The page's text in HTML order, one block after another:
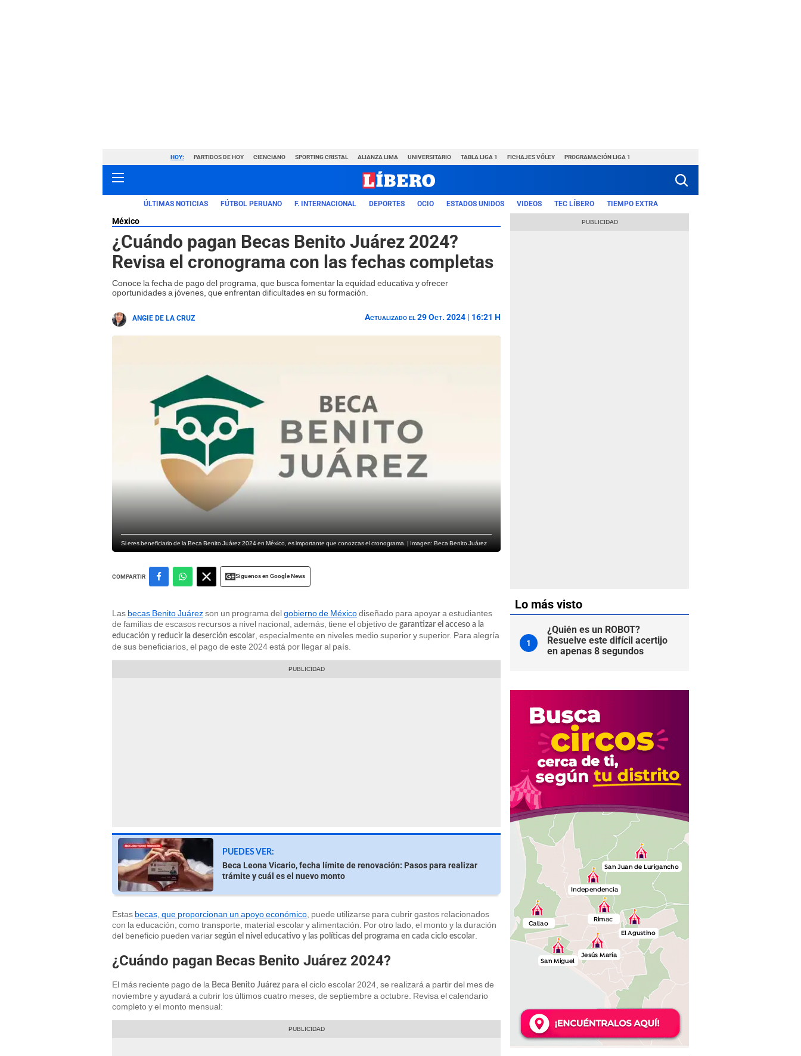
HOY: PARTIDOS DE HOY CIENCIANO SPORTING CRISTAL ALIANZA LIMA UNIVERSITARIO TABLA LIGA 1 FICHAJES VÓLEY PROGRAMACIÓN LIGA 1
ÚLTIMAS NOTICIAS FÚTBOL PERUANO F. INTERNACIONAL DEPORTES OCIO ESTADOS UNIDOS VIDEOS TEC LÍBERO TIEMPO EXTRA
México
¿Cuándo pagan Becas Benito Juárez 2024?
Revisa el cronograma con las fechas completas
Conoce la fecha de pago del programa, que busca fomentar la equidad educativa y ofrecer
oportunidades a jóvenes, que enfrentan dificultades en su formación.
ANGIE DE LA CRUZ Actualizado el 29 Oct. 2024 | 16:21 H
Si eres beneficiario de la Beca Benito Juárez 2024 en México, es importante que conozcas el cronograma. | Imagen: Beca Benito Juárez
COMPARTIR Siguenos en Google News
Las becas Benito Juárezson un programa delgobierno de Méxicodiseñado para apoyar a estudiantes
de familias de escasos recursos a nivel nacional, además, tiene el objetivo de garantizar el acceso a la
educación y reducir la deserción escolar , especialmente en niveles medio superior y superior. Para alegría
de sus beneficiarios, el pago de este 2024 está por llegar al país.
PUEDES VER:
Beca Leona Vicario, fecha límite de renovación: Pasos para realizar
trámite y cuál es el nuevo monto
Estas becas, que proporcionan un apoyo económico , puede utilizarse para cubrir gastos relacionados
con la educación, como transporte, material escolar y alimentación. Por otro lado, el monto y la duración
del beneficio pueden variar según el nivel educativo y las políticas del programa en cada ciclo escolar
¿Cuándo pagan Becas Benito Juárez 2024?
El más reciente pago de la Beca Benito Juárez para el ciclo escolar 2024, se realizará a partir del mes de
noviembre y ayudará a cubrir los últimos cuatro meses, de septiembre a octubre. Revisa el calendario
completo y el monto mensual:
Lo más visto
1
¿Quién es un ROBOT?
Resuelve este difícil acertijo
en apenas 8 segundos